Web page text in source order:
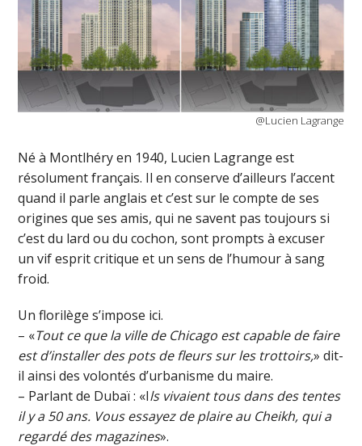
@Lucien Lagrange
Né à Montlhéry en 1940, Lucien Lagrange est
résolument français. Il en conserve d’ailleurs l’accent
quand il parle anglais et c’est sur le compte de ses
origines que ses amis, qui ne savent pas toujours si
c’est du lard ou du cochon, sont prompts à excuser
un vif esprit critique et un sens de l’humour à sang
froid.
Un florilège s’impose ici.
– «Tout ce que la ville de Chicago est capable de faire
est d’installer des pots de fleurs sur les trottoirs,» dit-
il ainsi des volontés d’urbanisme du maire.
– Parlant de Dubaï : «Ils vivaient tous dans des tentes
il y a 50 ans. Vous essayez de plaire au Cheikh, qui a
regardé des magazines».